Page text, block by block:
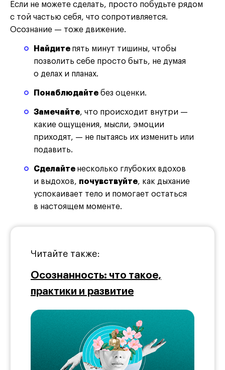
Если не можете сделать, просто побудьте рядом
с той частью себя, что сопротивляется.
Осознание — тоже движение.
Найдите пять минут тишины, чтобы
позволить себе просто быть, не думая
о делах и планах.
Понаблюдайтебез оценки.
Замечайте, что происходит внутри —
какие ощущения, мысли, эмоции
приходят, — не пытаясь их изменить или
подавить.
Сделайте несколько глубоких вдохов
и выдохов, почувствуйте, как дыхание
успокаивает тело и помогает остаться
в настоящем моменте.
Читайте также:
Осознанность: что такое,
практики и развитие